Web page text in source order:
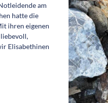
am
hatte die
ihren eigenen
Elisabethinen